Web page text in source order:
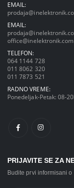
EMAIL:
EMAIL:
office@inelektronik.com
TELEFON:
064 1144 728
011 8062 320
011 7873 521
RADNO VREME:
Ponedeljak-Petak: 08-
PRIJAVITE SE ZA
Budite prvi informisani